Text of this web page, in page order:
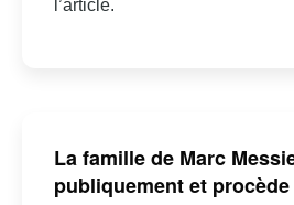
l’article.
La famille de Marc
publiquement et